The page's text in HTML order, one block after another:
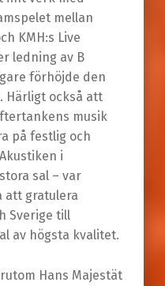
mellan
KMH:s Live
ledning av B
förhöjde den
Härligt också att
musik
på festlig och
i
sal – var
att gratulera
Sverige till
av högsta kvalitet.
Hans Majestät